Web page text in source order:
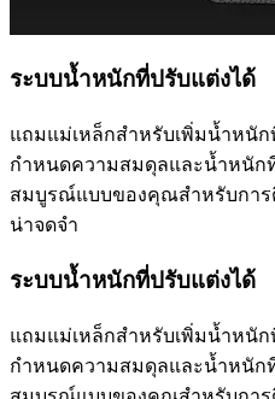
ระบบน้ำหนักที่ปรับแต่งได้
แถมแม่เหล็กสำหรับเพิ่มน้ำหนั
กำหนดความสมดุลและน้ำหนัก
สมบูรณ์แบบของคุณสำหรับการ
น่าจดจำ
ระบบน้ำหนักที่ปรับแต่งได้
แถมแม่เหล็กสำหรับเพิ่มน้ำหนั
กำหนดความสมดุลและน้ำหนัก